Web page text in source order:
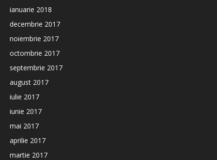
ianuarie 2018
decembrie 2017
noiembrie 2017
octombrie 2017
septembrie 2017
august 2017
iulie 2017
iunie 2017
mai 2017
aprilie 2017
martie 2017